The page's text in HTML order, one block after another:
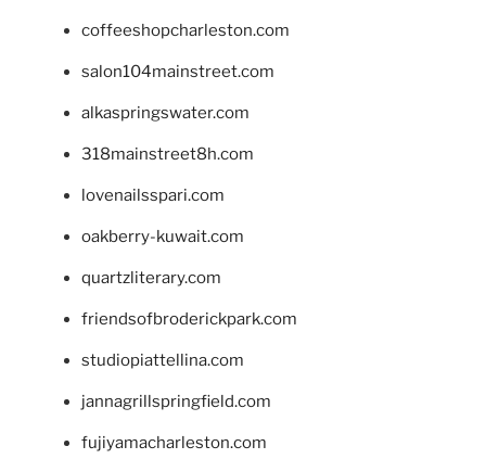
coffeeshopcharleston.com
salon104mainstreet.com
alkaspringswater.com
318mainstreet8h.com
lovenailsspari.com
oakberry-kuwait.com
quartzliterary.com
friendsofbroderickpark.com
studiopiattellina.com
jannagrillspringfield.com
fujiyamacharleston.com